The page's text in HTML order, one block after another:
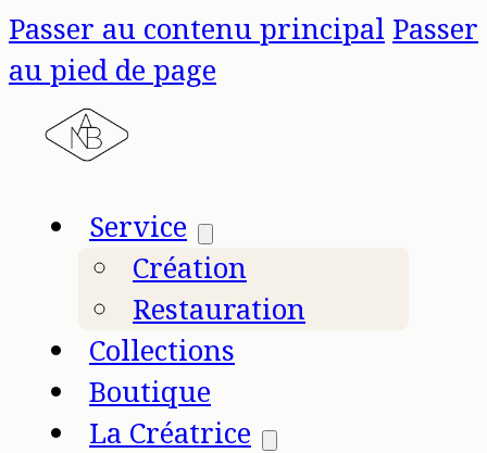
Passer au contenu principal Passer
au pied de page
Service
Création
Restauration
Collections
Boutique
La Créatrice